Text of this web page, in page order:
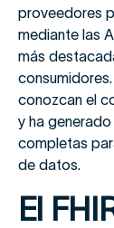
proveedores
mediante las
más
conozcan el
y ha
completas
de datos.
El